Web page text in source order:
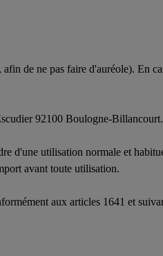
de ne pas faire d'auréole). En
92100 Boulogne-Billancourt.
d'une utilisation normale et
avant toute utilisation.
aux articles 1641 et